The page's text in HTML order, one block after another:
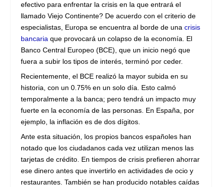
efectivo para enfrentar la crisis en la que entrará el
llamado Viejo Continente? De acuerdo con el criterio de
especialistas, Europa se encuentra al borde de unacrisis
bancaria que provocará un colapso de la economía. El
Banco Central Europeo (BCE), que un inicio negó que
fuera a subir los tipos de interés, terminó por ceder.
Recientemente, el BCE realizó la mayor subida en su
historia, con un 0.75% en un solo día. Esto calmó
temporalmente a la banca; pero tendrá un impacto muy
fuerte en la economía de las personas. En España, por
ejemplo, la inflación es de dos dígitos.
Ante esta situación, los propios bancos españoles han
notado que los ciudadanos cada vez utilizan menos las
tarjetas de crédito. En tiempos de crisis prefieren ahorrar
ese dinero antes que invertirlo en actividades de ocio y
restaurantes. También se han producido notables caídas